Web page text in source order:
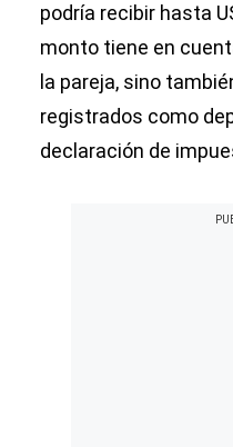
podría recibir hasta
monto tiene en
la pareja, sino
registrados como
declaración de